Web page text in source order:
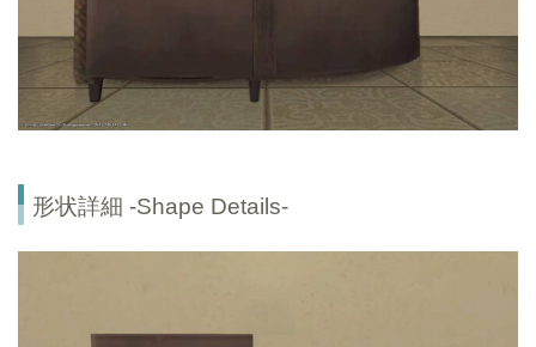
形状詳細 -Shape Details-